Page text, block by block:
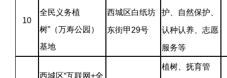
10
全民义务植
树”（万寿公园）
基地
西城区白纸坊
东街甲29号
护、自然保护、
认种认养、志愿
服务等
西城区“互联网+全
植树、抚育管